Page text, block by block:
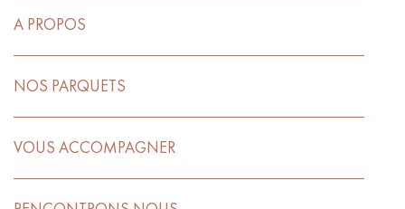
A PROPOS
NOS PARQUETS
VOUS ACCOMPAGNER